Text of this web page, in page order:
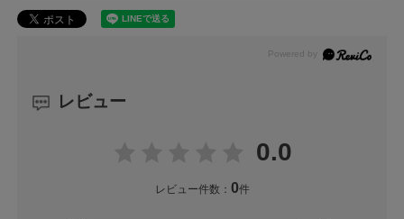
レビュー
0.0
レビュー件数： 0件